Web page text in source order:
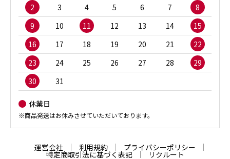
2
3 4 5 6 7
8
9
10 11 12 13 14
15
16
17 18 19 20 21
22
23
24 25 26 27 28
29
30
31
休業日
※商品発送はお休みさせていただいております。
運営会社 利用規約 プライバシーポリシー
特定商取引法に基づく表記 リクルート